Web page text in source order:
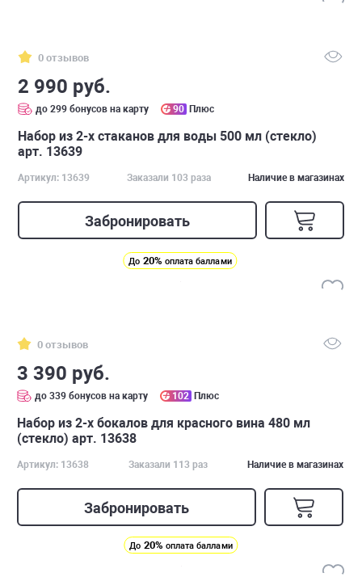
0 отзывов
2 990 руб.
до 299 бонусов на карту 90 Плюс
Набор из 2-х стаканов для воды 500 мл (стекло)
арт. 13639
Артикул: 13639 Заказали 103 раза Наличие в магазинах
Забронировать
До 20% оплата баллами
0 отзывов
3 390 руб.
до 339 бонусов на карту 102 Плюс
Набор из 2-х бокалов для красного вина 480 мл
(стекло) арт. 13638
Артикул: 13638 Заказали 113 раз Наличие в магазинах
Забронировать
До 20% оплата баллами